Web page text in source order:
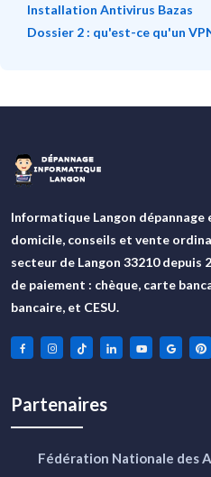
Installation Antivirus Bazas
Dossier 2 : qu'est-ce qu'un
Informatique Langon
domicile, conseils et vente
secteur de Langon 33210 depuis
de paiement : chèque, carte
bancaire, et CESU.
Partenaires
Fédération Nationale des